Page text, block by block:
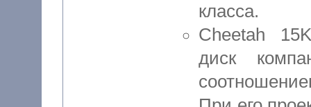
класса.
Cheetah
диск